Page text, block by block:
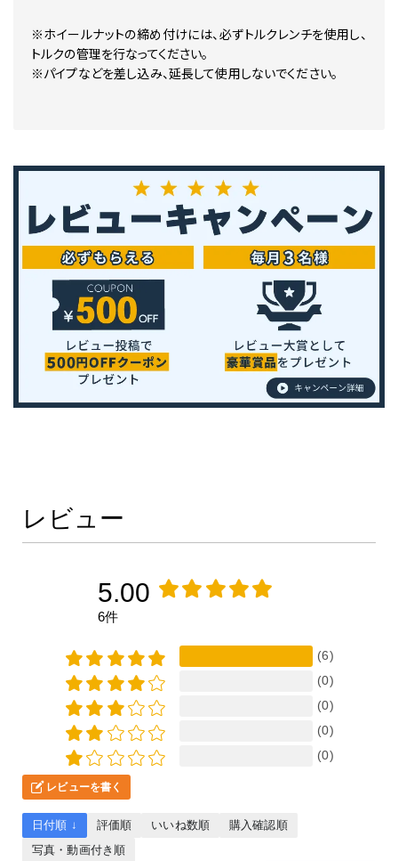
※ホイールナットの締め付けには、必ずトルクレンチを使用し、
トルクの管理を行なってください。
※パイプなどを差し込み、延長して使用しないでください。
レビュー
5.00
6件
(6)
(0)
(0)
(0)
(0)
レビューを書く
日付順 ↓ 評価順 いいね数順
購入確認順
写真・動画付き順